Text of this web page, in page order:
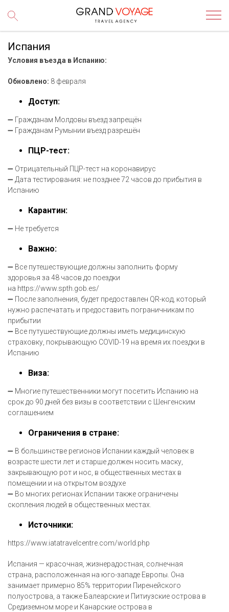
Испания
Условия въезда в Испанию:
Обновлено: 8 февраля
Доступ:
➖ Гражданам Молдовы въезд запрещён
➖ Гражданам Румынии въезд разрешён
ПЦР-тест:
➖ Отрицательный ПЦР-тест на коронавирус
➖ Дата тестирования: не позднее 72 часов до прибытия в
Испанию
Карантин:
➖ Не требуется
Важно:
➖ Все путешествующие должны заполнить форму
здоровья за 48 часов до поездки
на https://www.spth.gob.es/
➖ После заполнения, будет предоставлен QR-код, который
нужно распечатать и предоставить пограничникам по
прибытии
➖ Все путушествующие должны иметь медицинскую
страховку, покрывающую COVID-19 на время их поездки в
Испанию
Виза:
➖ Многие путешественники могут посетить Испанию на
срок до 90 дней без визы в соответствии с Шенгенским
соглашением
Ограничения в стране:
➖ В большинстве регионов Испании каждый человек в
возрасте шести лет и старше должен носить маску,
закрывающую рот и нос, в общественных местах в
помещении и на открытом воздухе
➖ Во многих регионах Испании также ограничены
скопления людей в общественных местах.
Источники:
https://www.iatatravelcentre.com/world.php
Испания — красочная, жизнерадостная, солнечная
страна, расположенная на юго-западе Европы. Она
занимает примерно 85% территории Пиренейского
полуострова, а также Балеарские и Питиузские острова в
Средиземном море и Канарские острова в